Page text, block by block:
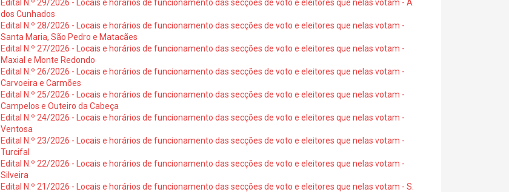
Edital N.º 29/2026 - Locais e horários de funcionamento das secções de voto e eleitores que nelas votam - A
dos Cunhados
Edital N.º 28/2026 - Locais e horários de funcionamento das secções de voto e eleitores que nelas votam -
Santa Maria, São Pedro e Matacães
Edital N.º 27/2026 - Locais e horários de funcionamento das secções de voto e eleitores que nelas votam -
Maxial e Monte Redondo
Edital N.º 26/2026 - Locais e horários de funcionamento das secções de voto e eleitores que nelas votam -
Carvoeira e Carmões
Edital N.º 25/2026 - Locais e horários de funcionamento das secções de voto e eleitores que nelas votam -
Campelos e Outeiro da Cabeça
Edital N.º 24/2026 - Locais e horários de funcionamento das secções de voto e eleitores que nelas votam -
Ventosa
Edital N.º 23/2026 - Locais e horários de funcionamento das secções de voto e eleitores que nelas votam -
Turcifal
Edital N.º 22/2026 - Locais e horários de funcionamento das secções de voto e eleitores que nelas votam -
Silveira
Edital N.º 21/2026 - Locais e horários de funcionamento das secções de voto e eleitores que nelas votam - S.